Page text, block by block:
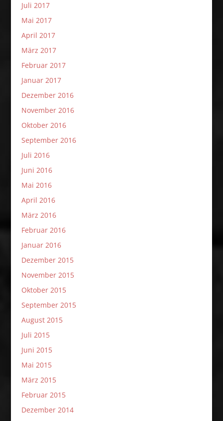
Juli 2017
Mai 2017
April 2017
März 2017
Februar 2017
Januar 2017
Dezember 2016
November 2016
Oktober 2016
September 2016
Juli 2016
Juni 2016
Mai 2016
April 2016
März 2016
Februar 2016
Januar 2016
Dezember 2015
November 2015
Oktober 2015
September 2015
August 2015
Juli 2015
Juni 2015
Mai 2015
März 2015
Februar 2015
Dezember 2014